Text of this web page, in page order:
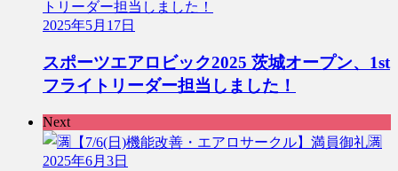
2025年5月17日
スポーツエアロビック2025 茨城オープン、1st
フライトリーダー担当しました！
Next
2025年6月3日